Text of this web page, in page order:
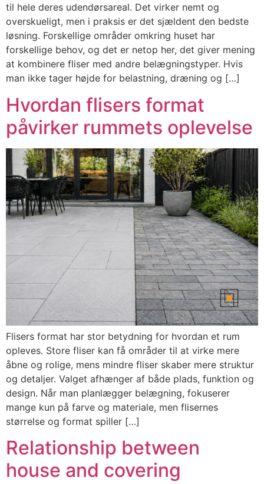
til hele deres udendørsareal. Det virker nemt og
overskueligt, men i praksis er det sjældent den bedste
løsning. Forskellige områder omkring huset har
forskellige behov, og det er netop her, det giver mening
at kombinere fliser med andre belægningstyper. Hvis
man ikke tager højde for belastning, dræning og […]
Hvordan flisers format
påvirker rummets oplevelse
Flisers format har stor betydning for hvordan et rum
opleves. Store fliser kan få områder til at virke mere
åbne og rolige, mens mindre fliser skaber mere struktur
og detaljer. Valget afhænger af både plads, funktion og
design. Når man planlægger belægning, fokuserer
mange kun på farve og materiale, men flisernes
størrelse og format spiller […]
Relationship between
house and covering